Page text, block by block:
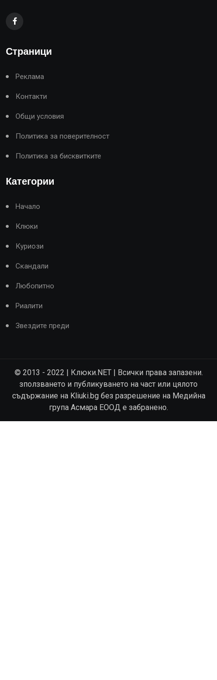
Страници
Реклама
Контакти
Общи условия
Политика за поверителност
Политика за бисквитките
Категории
Начало
Клюки
Куриози
Скандали
Любопитно
Риалити
Звездите преди
© 2013 - 2022 | Клюки.NET | Всички права запазени.
зползването и публикуването на част или цялото
съдържание на Kliuki.bg без разрешение на Медийна
група Асмара ЕООД е забранено.